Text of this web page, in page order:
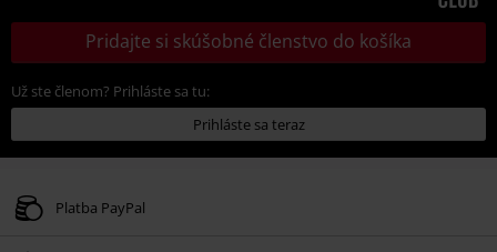
Pridajte si skúšobné členstvo do košíka
Už ste členom? Prihláste sa tu:
Prihláste sa teraz
Platba PayPal